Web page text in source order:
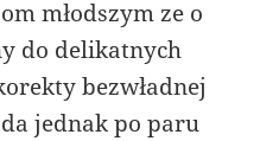
młodszym ze o
do delikatnych
bezwładnej
jednak po paru